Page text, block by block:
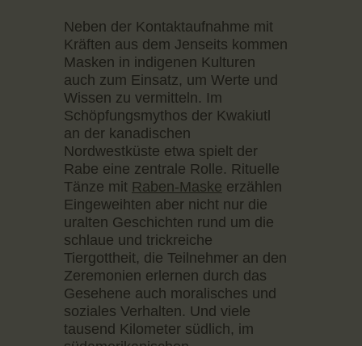
Neben der Kontaktaufnahme mit
Kräften aus dem Jenseits kommen
Masken in indigenen Kulturen
auch zum Einsatz, um Werte und
Wissen zu vermitteln. Im
Schöpfungsmythos der Kwakiutl
an der kanadischen
Nordwestküste etwa spielt der
Rabe eine zentrale Rolle. Rituelle
Tänze mit Raben-Maske erzählen
Eingeweihten aber nicht nur die
uralten Geschichten rund um die
schlaue und trickreiche
Tiergottheit, die Teilnehmer an den
Zeremonien erlernen durch das
Gesehene auch moralisches und
soziales Verhalten. Und viele
tausend Kilometer südlich, im